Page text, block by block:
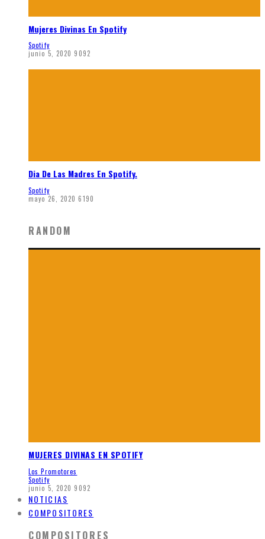
Mujeres Divinas En Spotify
Spotify
junio 5, 2020 9092
Dia De Las Madres En Spotify.
Spotify
mayo 26, 2020 6190
RANDOM
MUJERES DIVINAS EN SPOTIFY
Los Promotores
Spotify
junio 5, 2020 9092
NOTICIAS
COMPOSITORES
COMPOSITORES